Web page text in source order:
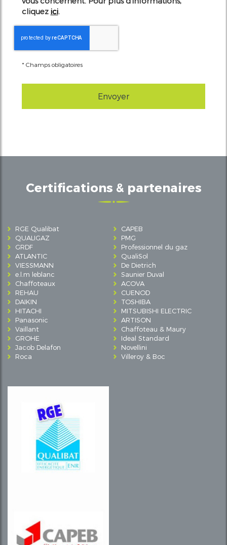
cliquez ici.
* Champs obligatoires
Certifications & partenaires
RGE Qualibat
CAPEB
QUALIGAZ
PMG
GRDF
Professionnel du gaz
ATLANTIC
QualiSol
VIESSMANN
De Dietrich
e.l.m leblanc
Saunier Duval
Chaffoteaux
ACOVA
REHAU
CUENOD
DAIKIN
TOSHIBA
HITACHI
MITSUBISHI ELECTRIC
Panasonic
ARTISON
Vaillant
Chaffoteau & Maury
GROHE
Ideal Standard
Jacob Delafon
Novellini
Roca
Villeroy & Boc